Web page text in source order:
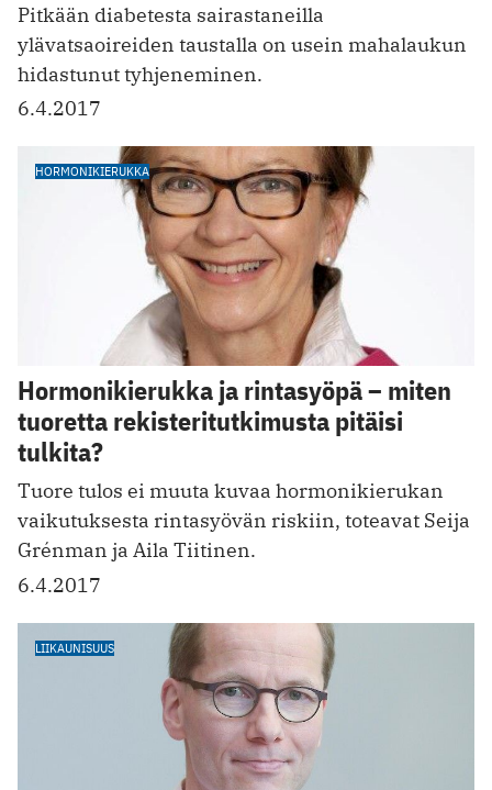
Pitkään diabetesta sairastaneilla
ylävatsaoireiden taustalla on usein mahalaukun
hidastunut tyhjeneminen.
6.4.2017
HORMONIKIERUKKA
Hormonikierukka ja rintasyöpä – miten
tuoretta rekisteritutkimusta pitäisi
tulkita?
Tuore tulos ei muuta kuvaa hormonikierukan
vaikutuksesta rintasyövän riskiin, toteavat Seija
Grénman ja Aila Tiitinen.
6.4.2017
LIIKAUNISUUS